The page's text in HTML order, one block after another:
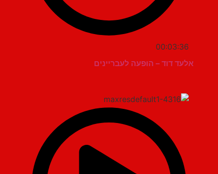
00:03:36
אלעד דוד – הופעה לעבריינים